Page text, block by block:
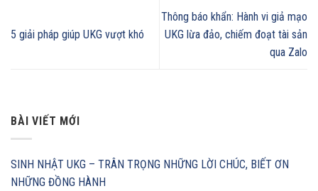
5 giải pháp giúp UKG vượt khó
Thông báo khẩn: Hành vi giả mạo
UKG lừa đảo, chiếm đoạt tài sản
qua Zalo
BÀI VIẾT MỚI
SINH NHẬT UKG – TRÂN TRỌNG NHỮNG LỜI CHÚC, BIẾT ƠN
NHỮNG ĐỒNG HÀNH